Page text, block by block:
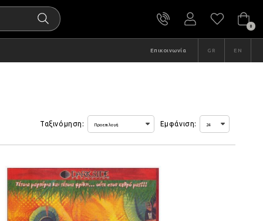
0
Επικοινωνία GR EN
Ταξινόμηση: Εμφάνιση: